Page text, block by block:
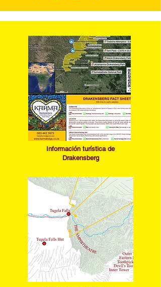
Información turística de
Drakensberg